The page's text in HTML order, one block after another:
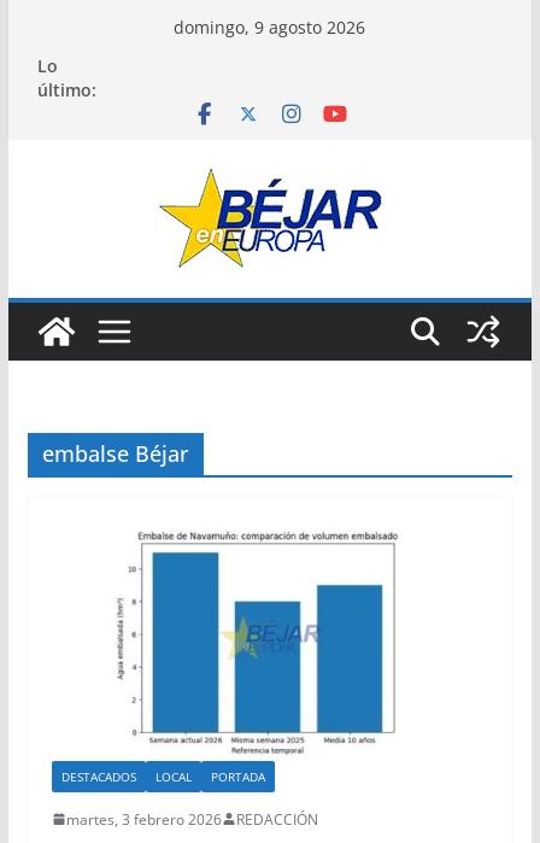
contenido
domingo, 9 agosto 2026
Lo
último:
embalse Béjar
DESTACADOS LOCAL PORTADA
martes, 3 febrero 2026 REDACCIÓN